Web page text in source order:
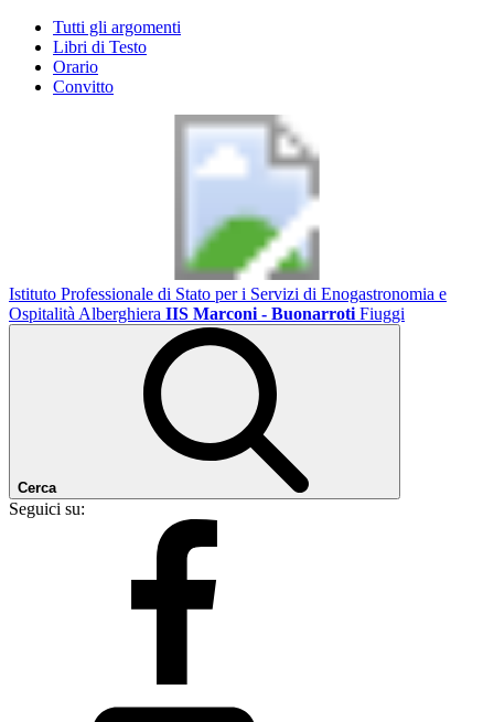
Tutti gli argomenti
Libri di Testo
Orario
Convitto
Istituto Professionale di Stato per i Servizi di Enogastronomia e
Ospitalità Alberghiera IIS Marconi - Buonarroti Fiuggi
Cerca
Seguici su: